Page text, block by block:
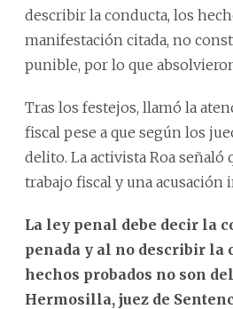
describir la conducta, los
manifestación citada, no
punible, por lo que
Tras los festejos, llamó la
fiscal pese a que según los
delito. La activista Roa señaló
trabajo fiscal y una acusación
La ley penal debe decir la
penada y al no describir la
hechos probados no son
Hermosilla, juez de